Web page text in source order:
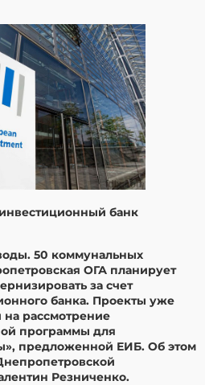
банк
50 коммунальных
ОГА планирует
за счет
банка. Проекты уже
рассмотрение
программы для
предложенной ЕИБ. Об этом
Резниченко.